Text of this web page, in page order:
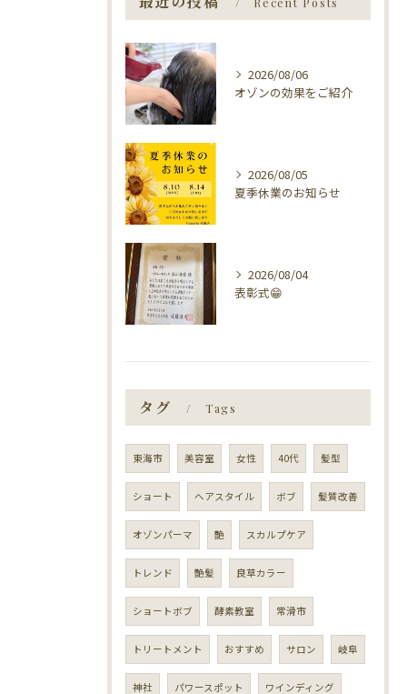
2026/08/06
オゾンの効果をご紹介
2026/08/05
夏季休業のお知らせ
2026/08/04
表彰式😁
タグ Tags
東海市 美容室 女性 40代 髪型
ショート ヘアスタイル ボブ 髪質改善
オゾンパーマ 艶 スカルプケア
トレンド 艶髪 良草カラー
ショートボブ 酵素教室 常滑市
トリートメント おすすめ サロン 岐阜
神社 パワースポット ワインディング